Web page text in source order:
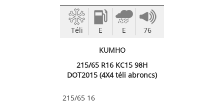
Téli E E 76
KUMHO
215/65 R16 KC15 98H
DOT2015 (4X4 téli abroncs)
215/65 16